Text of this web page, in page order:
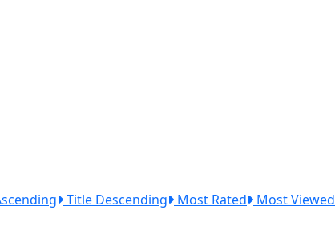
Title Descending Most Rated Most Viewed